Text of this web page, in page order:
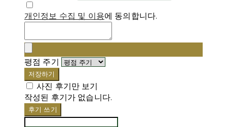
개인정보 수집 및 이용에 동의합니다.
평점 주기
저장하기
사진 후기만 보기
작성된 후기가 없습니다.
후기 쓰기